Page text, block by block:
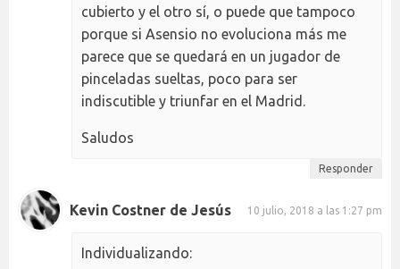
cubierto y el otro sí, o puede que tampoco
porque si Asensio no evoluciona más me
parece que se quedará en un jugador de
pinceladas sueltas, poco para ser
indiscutible y triunfar en el Madrid.
Saludos
Responder
Kevin Costner de Jesús 10 julio, 2018 a las 1:27 pm
Individualizando: